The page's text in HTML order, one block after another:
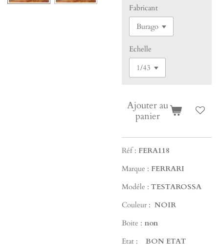
Fabricant
Echelle
Ajouter au
panier
Réf : FERA118
Marque : FERRARI
Modéle : TESTAROSSA
Couleur : NOIR
Boite : non
Etat :
BON ETAT